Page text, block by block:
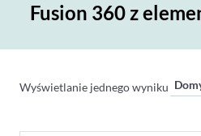
Fusion 360 z
Wyświetlanie jednego wyniku